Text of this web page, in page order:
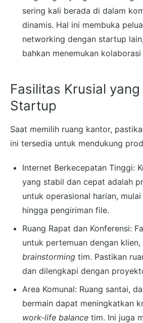
sering kali berada di dalam
dinamis. Hal ini membuka
networking dengan startup
bahkan menemukan
Fasilitas Krusial
Startup
Saat memilih ruang kantor,
ini tersedia untuk mendukung
Internet Berkecepatan Tinggi:
yang stabil dan cepat adalah
untuk operasional harian,
hingga pengiriman file.
Ruang Rapat dan Konferensi:
untuk pertemuan dengan
brainstorming tim. Pastikan
dan dilengkapi dengan
Area Komunal: Ruang santai,
bermain dapat meningkatkan
work-life balance tim. Ini juga